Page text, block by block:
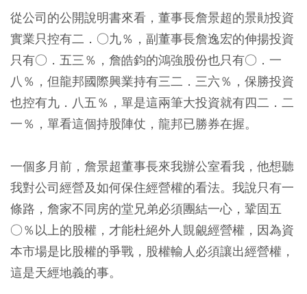
從公司的公開說明書來看，董事長詹景超的景勛投資
實業只控有二．○九％，副董事長詹逸宏的伸揚投資
只有○．五三％，詹皓鈞的鴻強股份也只有○．一
八％，但龍邦國際興業持有三二．三六％，保勝投資
也控有九．八五％，單是這兩筆大投資就有四二．二
一％，單看這個持股陣仗，龍邦已勝券在握。
一個多月前，詹景超董事長來我辦公室看我，他想聽
我對公司經營及如何保住經營權的看法。我說只有一
條路，詹家不同房的堂兄弟必須團結一心，鞏固五
○％以上的股權，才能杜絕外人覬覦經營權，因為資
本市場是比股權的爭戰，股權輸人必須讓出經營權，
這是天經地義的事。